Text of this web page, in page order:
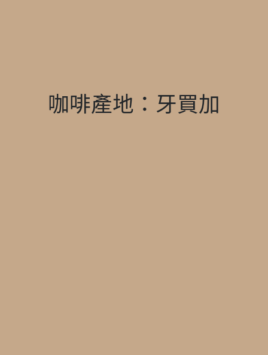
咖啡產地：牙買加